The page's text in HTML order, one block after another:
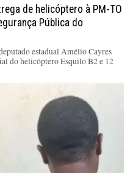
de helicóptero à PM-TO
Pública do
estadual Amélio Cayres
do helicóptero Esquilo B2 e 12